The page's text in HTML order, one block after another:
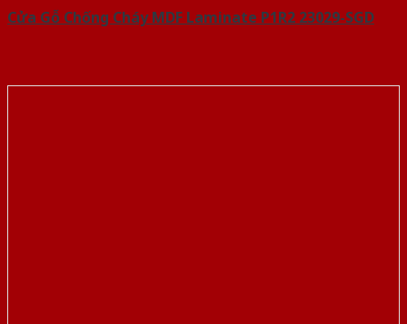
Cửa Gỗ Chống Cháy MDF Laminate P1R2 23029-SGD